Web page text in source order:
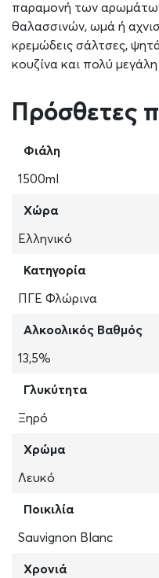
παραμονή των
θαλασσινών, ωμά ή
κρεμώδεις σάλτσες,
κουζίνα και πολύ
Πρόσθετες
Φιάλη
1500ml
Χώρα
Ελληνικό
Κατηγορία
ΠΓΕ Φλώρινα
Αλκοολικός Βαθμός
13,5%
Γλυκύτητα
Ξηρό
Χρώμα
Λευκό
Ποικιλία
Sauvignon Blanc
Χρονιά